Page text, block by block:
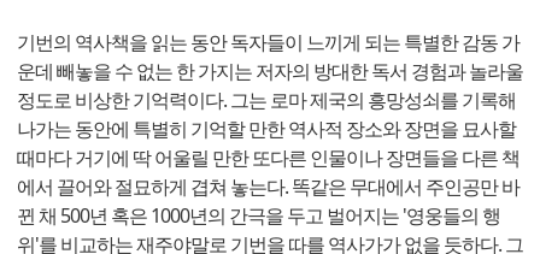
기번의 역사책을 읽는 동안 독자들이 느끼게 되는 특별한 감동 가
운데 빼놓을 수 없는 한 가지는 저자의 방대한 독서 경험과 놀라울
정도로 비상한 기억력이다. 그는 로마 제국의 흥망성쇠를 기록해
나가는 동안에 특별히 기억할 만한 역사적 장소와 장면을 묘사할
때마다 거기에 딱 어울릴 만한 또다른 인물이나 장면들을 다른 책
에서 끌어와 절묘하게 겹쳐 놓는다. 똑같은 무대에서 주인공만 바
뀐 채 500년 혹은 1000년의 간극을 두고 벌어지는 '영웅들의 행
위'를 비교하는 재주야말로 기번을 따를 역사가가 없을 듯하다. 그